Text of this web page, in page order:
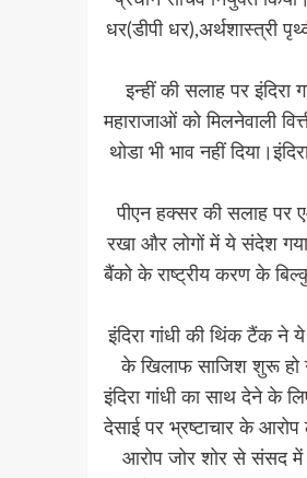
धर(डीपी धर),अर्थशास्त्री
इन्हीं की सलाह पर इंदिरा
महाराजाओं को मिलनेवाली
थोडा भी भाव नहीं
पीएन हक्सर की सलाह पर
रखा और लोगों में ये संदेश गया
बैंको के राष्ट्रीय करण के
इंदिरा गांधी की थिंक टैंक ने
के खिलाफ साजिश शुरू हो
इंदिरा गांधी का साथ देने के
देसाई पर भ्रष्टाचार के
आरोप जोर शोर से संसद में